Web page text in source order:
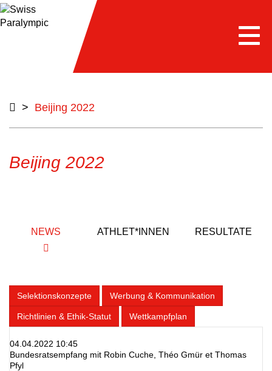
> Beijing 2022
Beijing 2022
NEWS ATHLET*INNEN RESULTATE
Selektionskonzepte Werbung & Kommunikation
Richtlinien & Ethik-Statut Wettkampfplan
04.04.2022 10:45
Bundesratsempfang mit Robin Cuche, Théo Gmür et Thomas
Pfyl